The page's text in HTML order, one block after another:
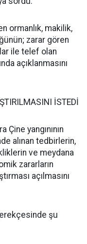
ormanlık, makilik,
zarar gören
ile telef olan
açıklanmasını
İSTEDİ
Çine yangınının
alınan tedbirlerin,
ve meydana
zararların
açılmasını
şu